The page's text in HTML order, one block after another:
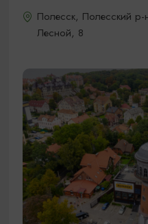
Полесск, Полесский
Лесной, 8